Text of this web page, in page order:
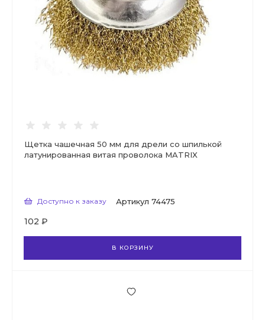
Щетка чашечная 50 мм для дрели со шпилькой
латунированная витая проволока MATRIX
Доступно к заказу Артикул 74475
102 ₽
В КОРЗИНУ